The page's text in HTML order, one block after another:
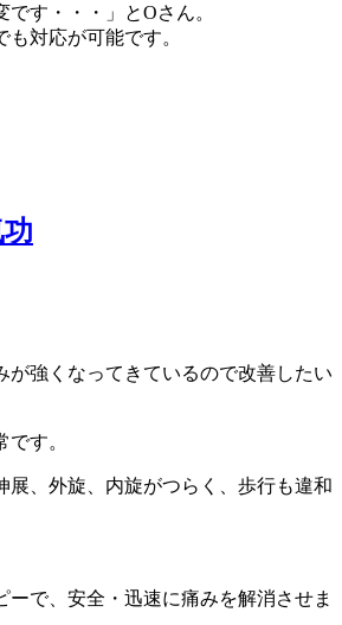
す・・・」とOさん。
対応が可能です。
強くなってきているので改善したい
す。
、外旋、内旋がつらく、歩行も違和
で、安全・迅速に痛みを解消させま